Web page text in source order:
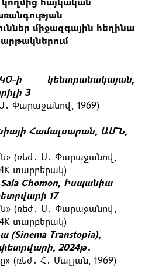
կողմից հայկական
միջազգային հեղինա
ի կենտրանակայան,
3
Ս․ Փարաջանով, 1969)
Համալսարան, ԱՄՆ,
(ռեժ․ Ս․ Փարաջանով,
տարբերակ)
Sala Chomon, Իսպանիա
17
(ռեժ․ Ս․ Փարաջանով,
տարբերակ)
Transtopia),
2024թ․
(ռեժ․ Հ․ Մալյան, 1969)